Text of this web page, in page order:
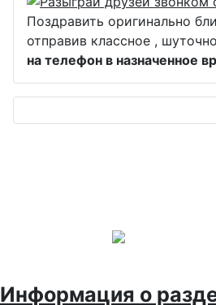
Поздравить оригинально
отправив классное ,
на телефон в назначенное
Информация о